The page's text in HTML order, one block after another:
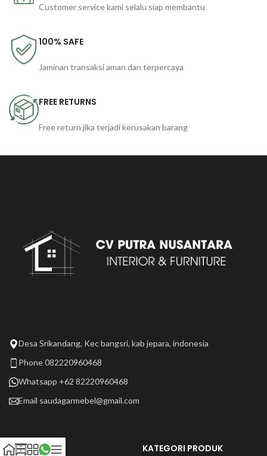
Customer service kami selalu siap membantu
100% SAFE
Jaminan transaksi aman dan terpercaya
FREE RETURNS
Free return jika terjadi kerusakan barang
Desa Srikandang, Kec bangsri, kab jepara, indonesia
Phone 082220960468
Whatsapp +62 82220960468
Email saudagarmebel@gmail.com
LAIN LAIN KATEGORI PRODUK